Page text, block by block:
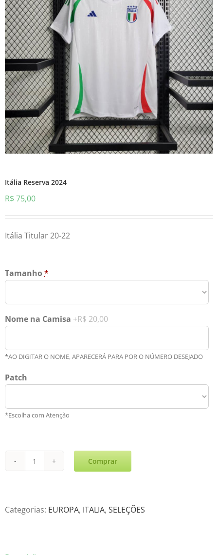
Itália Reserva 2024
R$ 75,00
Itália Titular 20-22
Tamanho *
Nome na Camisa +R$ 20,00
*AO DIGITAR O NOME, APARECERÁ PARA POR O NÚMERO DESEJADO
Patch
*Escolha com Atenção
Itália
quantidade
Comprar
Categorias: EUROPA, ITALIA, SELEÇÕES